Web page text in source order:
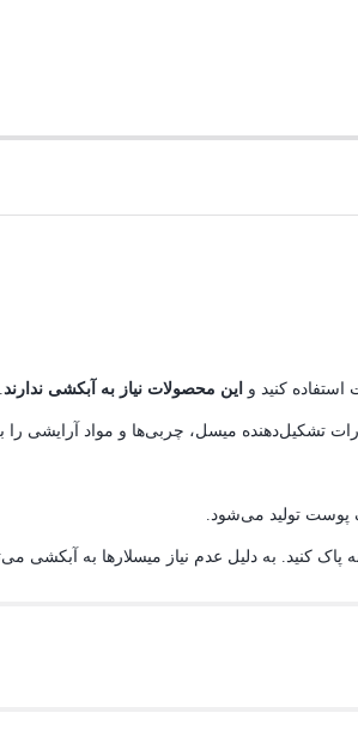
کنید و این محصولات نیاز به آبکشی ندارند
پوست تولید می‏‌شود.